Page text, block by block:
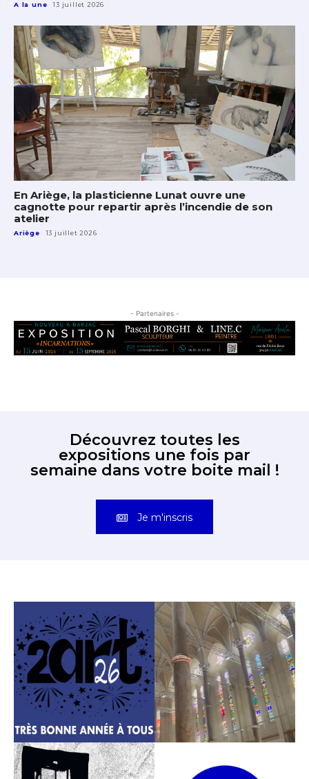
A la une 13 juillet 2026
En Ariège, la plasticienne Lunat ouvre une
cagnotte pour repartir après l’incendie de son
atelier
Ariège 13 juillet 2026
- Partenaires -
Découvrez toutes les
expositions une fois par
semaine dans votre boite mail !
Je m'inscris